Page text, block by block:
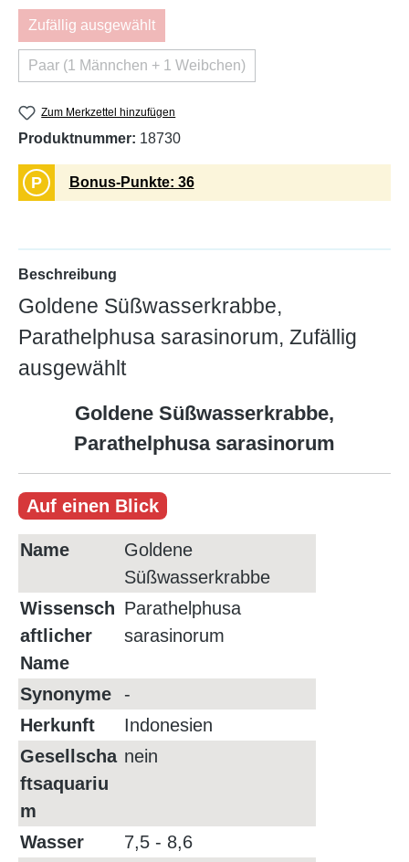
Zufällig ausgewählt
(Diese Option ist zurzeit nicht verfügbar.)
Paar (1 Männchen + 1 Weibchen)
(Diese Option ist zurzeit nicht verfügbar.)
Zum Merkzettel hinzufügen
Produktnummer: 18730
P Bonus-Punkte: 36
Beschreibung
Goldene Süßwasserkrabbe,
Parathelphusa sarasinorum, Zufällig
ausgewählt
Goldene Süßwasserkrabbe,
Parathelphusa sarasinorum
Auf einen Blick
Name
Goldene
Süßwasserkrabbe
Wissensch
aftlicher
Name
Parathelphusa
sarasinorum
Synonyme
-
Herkunft
Indonesien
Gesellscha
ftsaquariu
m
nein
Wasser
7,5 - 8,6